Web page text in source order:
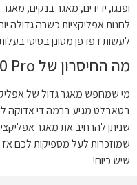
ופנגו, ידידים, מאגר בנקים,
לעשות דפדפן מסונן בסיסי בעלות של 70
מה החיסרון של Blackview Tab 10 Pro?
מי שמחפש מאגר גדול של
בטאבלט מגיע ברמה די אדוקה
שניתן להרחיב את מאגר
שמוזכרות לעל מספיקות לכם
שיש כיום!